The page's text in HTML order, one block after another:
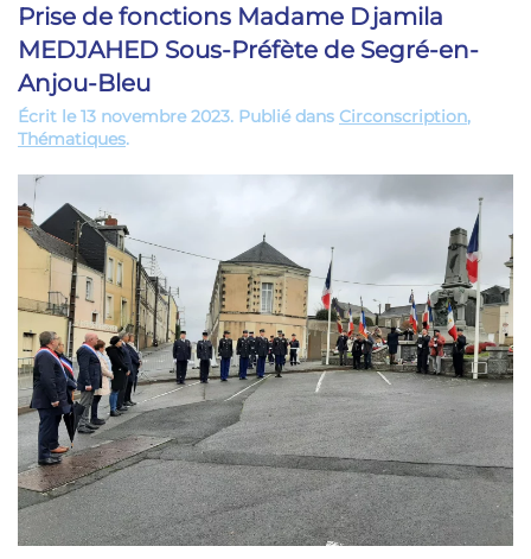
Prise de fonctions Madame Djamila
MEDJAHED Sous-Préfète de Segré-en-
Anjou-Bleu
Écrit le13 novembre 2023. Publié dans Circonscription,
Thématiques.